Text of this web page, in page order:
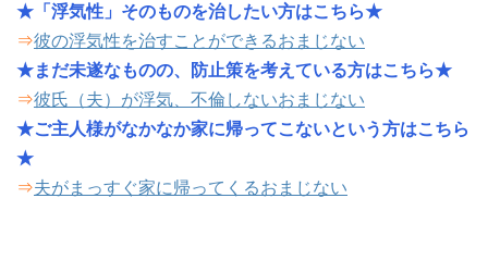
★「浮気性」そのものを治したい方はこちら★
⇒彼の浮気性を治すことができるおまじない
★まだ未遂なものの、防止策を考えている方はこちら★
⇒彼氏（夫）が浮気、不倫しないおまじない
★ご主人様がなかなか家に帰ってこないという方はこちら
★
⇒夫がまっすぐ家に帰ってくるおまじない